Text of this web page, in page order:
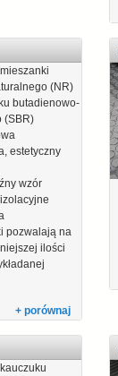
(NR)
butadienowo-
(SBR)
estetyczny
wzór
pozwalają na
ilości
+ porównaj